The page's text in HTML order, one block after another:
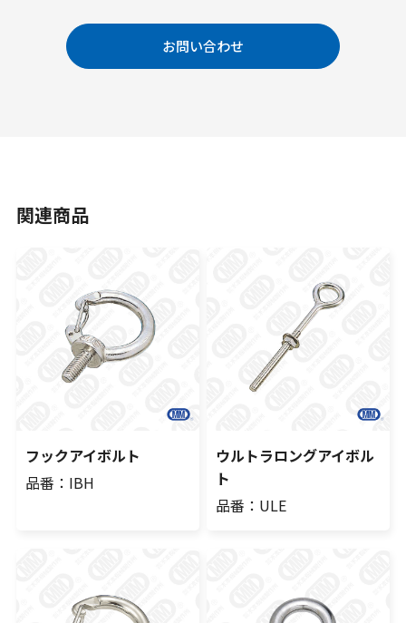
お問い合わせ
関連商品
フックアイボルト
品番：IBH
ウルトラロングアイボル
ト
品番：ULE